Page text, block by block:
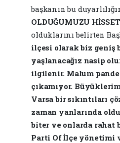
başkanın bu
OLDUĞUMUZU
olduklarını belirten
ilçesi olarak biz geniş
yaşlanacağız nasip
ilgilenir. Malum
çıkamıyor.
Varsa bir sıkıntıları
zaman yanlarında
biter ve onlarda rahat
Parti Of İlçe yönetimi